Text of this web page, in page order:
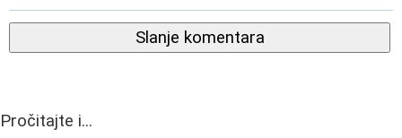
Slanje komentara
Pročitajte i...